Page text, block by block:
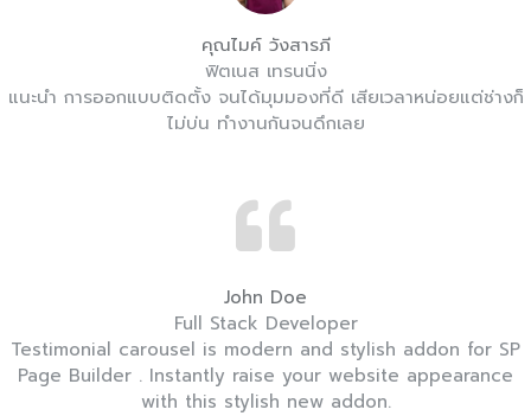
คุณไมค์ วังสารภี
ฟิตเนส เทรนนิ่ง
แนะนำ การออกแบบติดตั้ง จนได้มุมมองที่ดี เสียเวลาหน่อยแต่ช่างก็
ไม่บ่น ทำงานกันจนดึกเลย
John Doe
Full Stack Developer
Testimonial carousel is modern and stylish addon for SP
Page Builder . Instantly raise your website appearance
with this stylish new addon.